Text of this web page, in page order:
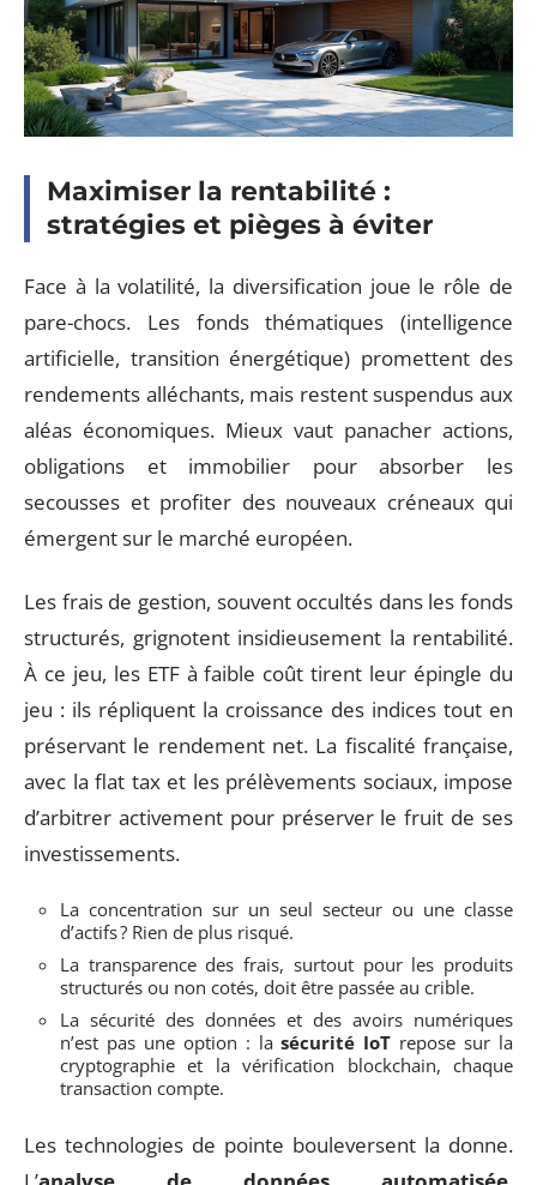
Maximiser la rentabilité :
stratégies et pièges à éviter
Face à la volatilité, la diversification joue le rôle de
pare-chocs. Les fonds thématiques (intelligence
artificielle, transition énergétique) promettent des
rendements alléchants, mais restent suspendus aux
aléas économiques. Mieux vaut panacher actions,
obligations et immobilier pour absorber les
secousses et profiter des nouveaux créneaux qui
émergent sur le marché européen.
Les frais de gestion, souvent occultés dans les fonds
structurés, grignotent insidieusement la rentabilité.
À ce jeu, les ETF à faible coût tirent leur épingle du
jeu : ils répliquent la croissance des indices tout en
préservant le rendement net. La fiscalité française,
avec la flat tax et les prélèvements sociaux, impose
d’arbitrer activement pour préserver le fruit de ses
investissements.
La concentration sur un seul secteur ou une classe
d’actifs ? Rien de plus risqué.
La transparence des frais, surtout pour les produits
structurés ou non cotés, doit être passée au crible.
La sécurité des données et des avoirs numériques
n’est pas une option : lasécurité IoT repose sur la
cryptographie et la vérification blockchain, chaque
transaction compte.
Les technologies de pointe bouleversent la donne.